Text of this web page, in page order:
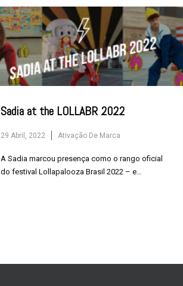
Sadia at the LOLLABR 2022
29 Abril, 2022 Ativação De Marca
A Sadia marcou presença como o rango oficial
do festival Lollapalooza Brasil 2022 – e